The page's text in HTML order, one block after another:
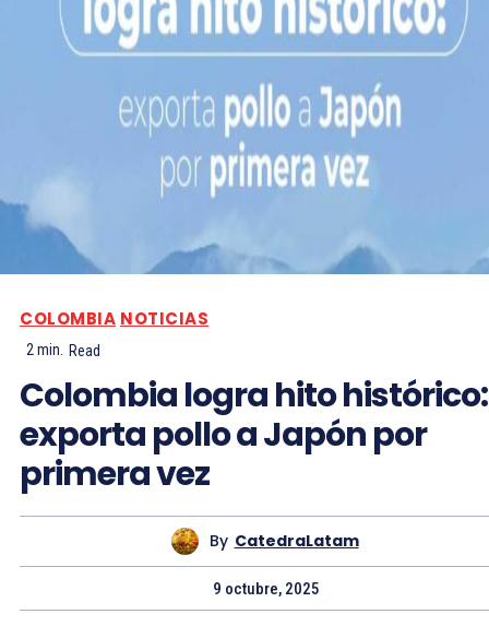
COLOMBIA NOTICIAS
2min. Read
Colombia logra hito histórico:
exporta pollo a Japón por
primera vez
By CatedraLatam
9 octubre, 2025